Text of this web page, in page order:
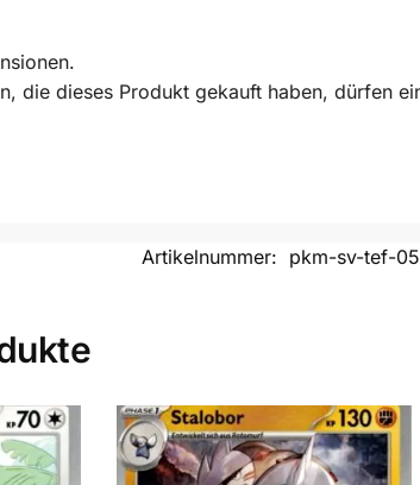
die dieses Produkt gekauft haben, dürfen
Artikelnummer: pkm-sv-tef-